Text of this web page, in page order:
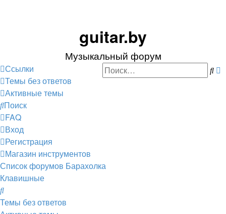
guitar.by
Музыкальный форум
Ссылки
Темы без ответов
Активные темы
Поиск
FAQ
Вход
Регистрация
Магазин инструментов
Список форумов Барахолка
Клавишные
Поиск
Темы без ответов